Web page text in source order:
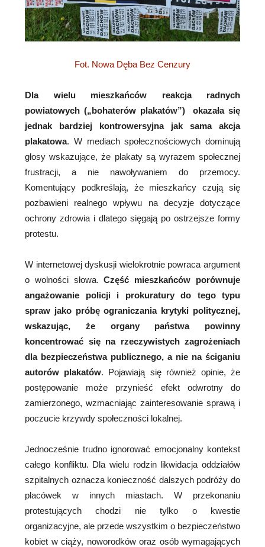
Fot. Nowa Dęba Bez Cenzury
Dla wielu mieszkańców reakcja radnych
powiatowych („bohaterów plakatów”) okazała się
jednak bardziej kontrowersyjna jak sama akcja
plakatowa. W mediach społecznościowych dominują
głosy wskazujące, że plakaty są wyrazem społecznej
frustracji, a nie nawoływaniem do przemocy.
Komentujący podkreślają, że mieszkańcy czują się
pozbawieni realnego wpływu na decyzje dotyczące
ochrony zdrowia i dlatego sięgają po ostrzejsze formy
protestu.
W internetowej dyskusji wielokrotnie powraca argument
o wolności słowa.Część mieszkańców porównuje
angażowanie policji i prokuratury do tego typu
spraw jako próbę ograniczania krytyki politycznej,
wskazując, że organy państwa powinny
koncentrować się na rzeczywistych zagrożeniach
dla bezpieczeństwa publicznego, a nie na ściganiu
autorów plakatów. Pojawiają się również opinie, że
postępowanie może przynieść efekt odwrotny do
zamierzonego, wzmacniając zainteresowanie sprawą i
poczucie krzywdy społeczności lokalnej.
Jednocześnie trudno ignorować emocjonalny kontekst
całego konfliktu. Dla wielu rodzin likwidacja oddziałów
szpitalnych oznacza konieczność dalszych podróży do
placówek w innych miastach. W przekonaniu
protestujących chodzi nie tylko o kwestie
organizacyjne, ale przede wszystkim o bezpieczeństwo
kobiet w ciąży, noworodków oraz osób wymagających